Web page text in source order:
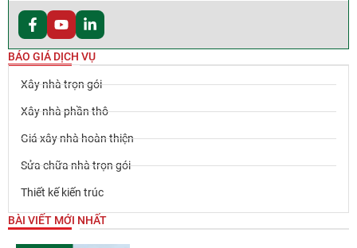
BÁO GIÁ DỊCH VỤ
Xây nhà trọn gói
Xây nhà phần thô
Giá xây nhà hoàn thiện
Sửa chữa nhà trọn gói
Thiết kế kiến trúc
BÀI VIẾT MỚI NHẤT